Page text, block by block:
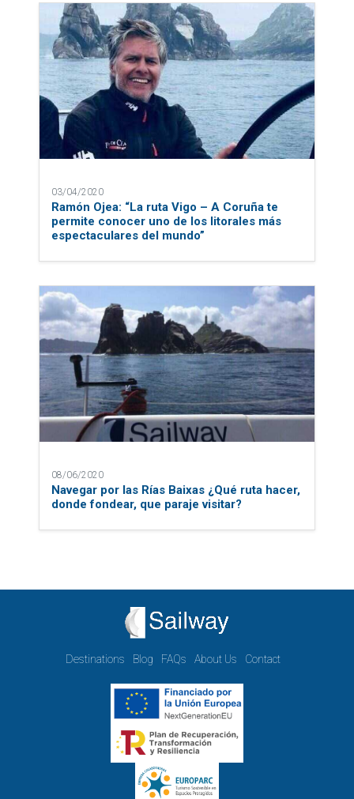
03/04/2020
Ramón Ojea: “La ruta Vigo – A Coruña te
permite conocer uno de los litorales más
espectaculares del mundo”
08/06/2020
Navegar por las Rías Baixas ¿Qué ruta hacer,
donde fondear, que paraje visitar?
Destinations Blog FAQs About Us Contact